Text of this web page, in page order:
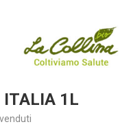
1L
venduti